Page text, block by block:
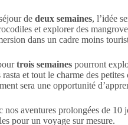
de deux semaines, l’idée
et explorer des
dans un cadre moins
trois semaines pourront
et tout le charme des
sera une opportunité